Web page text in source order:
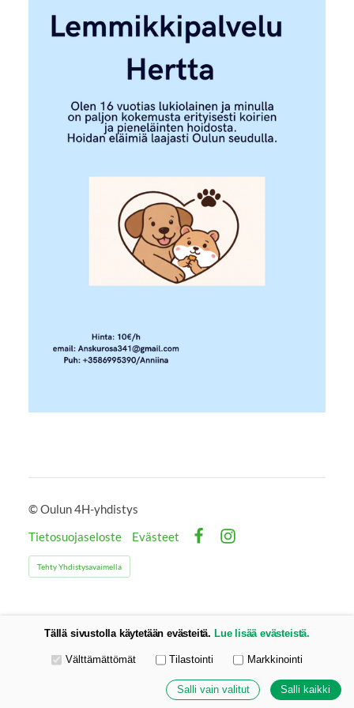
©Oulun 4H-yhdistys
Tietosuojaseloste
Evästeet
Tehty Yhdistysavaimella
Tällä sivustolla käytetään evästeitä. Lue lisää evästeistä.
Valitse käytettävät evästeet
Välttämättömät Tilastointi Markkinointi
Salli vain valitut Salli kaikki